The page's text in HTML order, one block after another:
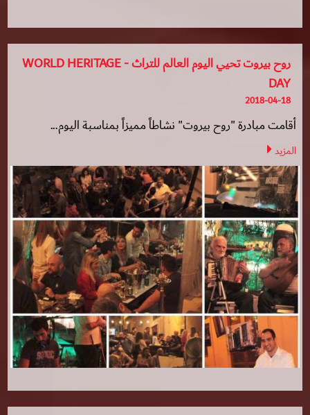
روح بيروت تحيي اليوم العالم للتراث - WORLD HERITAGE
DAY
2018-04-18
أقامت مبادرة "روح بيروت" نشاطاً مميزاً بمناسبة اليوم...
المزيد